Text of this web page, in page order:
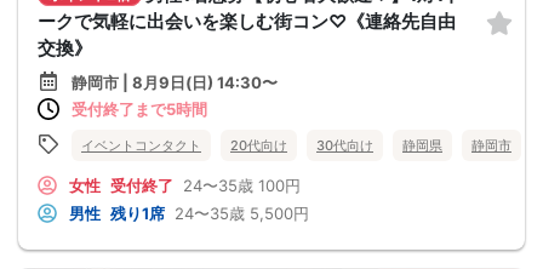
ークで気軽に出会いを楽しむ街コン♡《連絡先自由
交換》
静岡市 | 8月9日(日) 14:30〜
受付終了まで5時間
イベントコンタクト 20代向け 30代向け 静岡県 静岡市
女性 受付終了 24〜35歳 100円
男性 残り1席 24〜35歳 5,500円